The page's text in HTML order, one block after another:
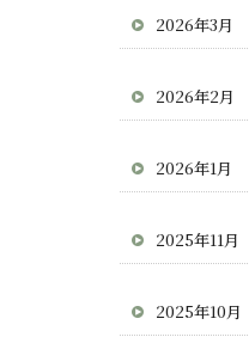
2026年3月
2026年2月
2026年1月
2025年11月
2025年10月